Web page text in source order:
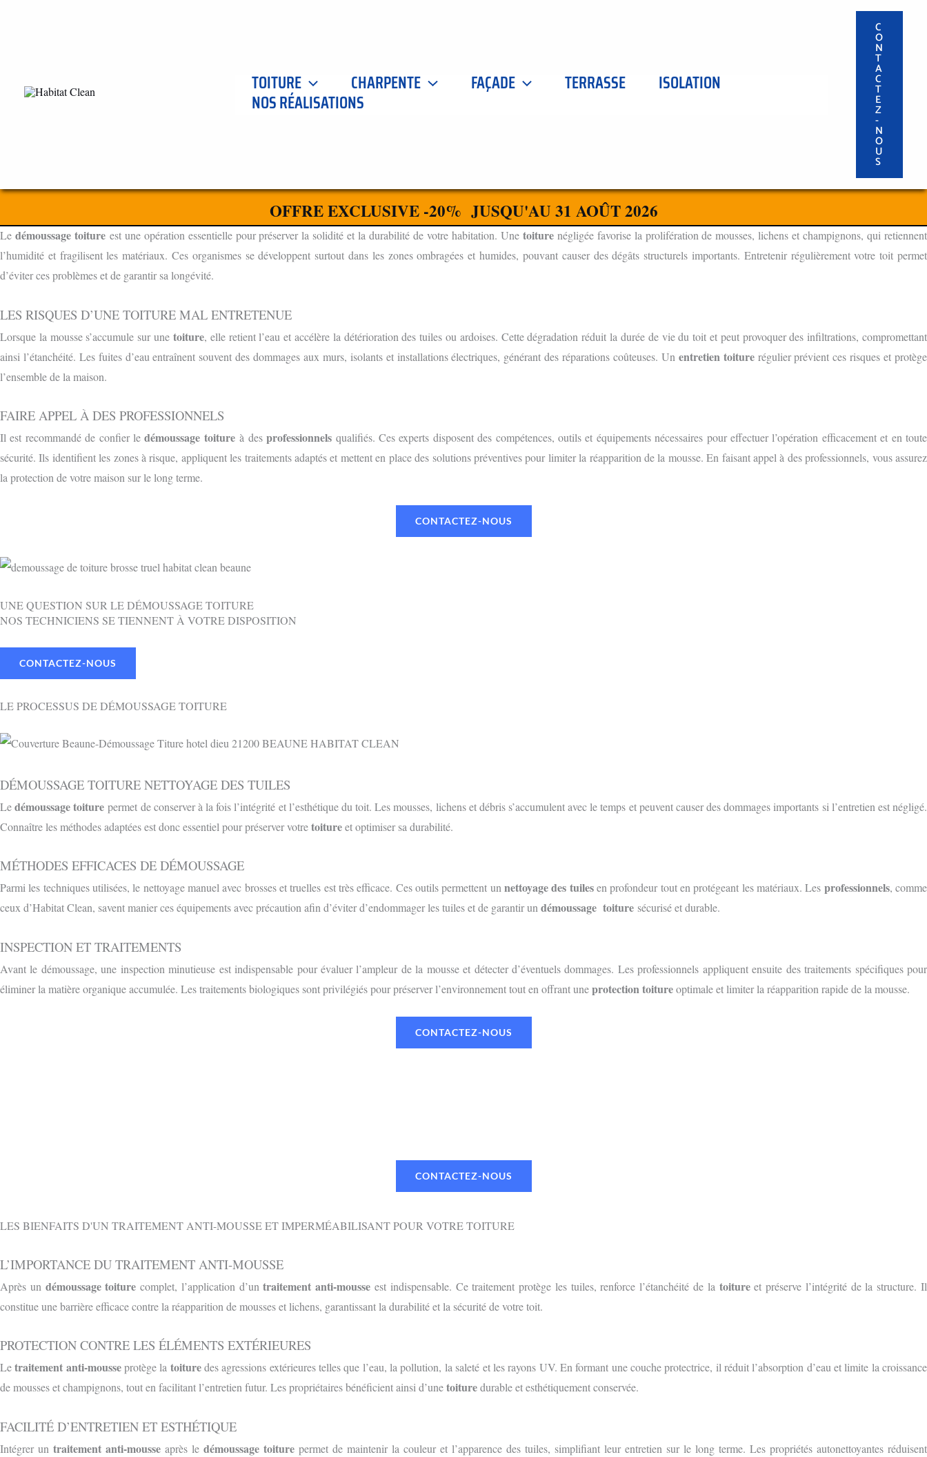
TOITURE CHARPENTE FAÇADE TERRASSE ISOLATION
NOS RÉALISATIONS
C
O
N
T
A
C
T
E
Z
-
N
O
U
S
OFFRE EXCLUSIVE -20% JUSQU'AU 31 AOÛT 2026
ENTREPRISE DE DÈMOUSSAGE DE TOITURE À GERGY 71590
Le démoussage toitureest une opération essentielle pour préserver la solidité et la durabilité de votre habitation. Une toiturenégligée favorise la prolifération de mousses, lichens et champignons, qui retiennent
l’humidité et fragilisent les matériaux. Ces organismes se développent surtout dans les zones ombragées et humides, pouvant causer des dégâts structurels importants. Entretenir régulièrement votre toit permet
d’éviter ces problèmes et de garantir sa longévité.
LES RISQUES D’UNE TOITURE MAL ENTRETENUE
Lorsque la mousse s’accumule sur une toiture, elle retient l’eau et accélère la détérioration des tuiles ou ardoises. Cette dégradation réduit la durée de vie du toit et peut provoquer des infiltrations, compromettant
ainsi l’étanchéité. Les fuites d’eau entraînent souvent des dommages aux murs, isolants et installations électriques, générant des réparations coûteuses. Un entretien toiturerégulier prévient ces risques et protège
l’ensemble de la maison.
FAIRE APPEL À DES PROFESSIONNELS
Il est recommandé de confier ledémoussage toitureà desprofessionnels qualifiés. Ces experts disposent des compétences, outils et équipements nécessaires pour effectuer l’opération efficacement et en toute
sécurité. Ils identifient les zones à risque, appliquent les traitements adaptés et mettent en place des solutions préventives pour limiter la réapparition de la mousse. En faisant appel à des professionnels, vous assurez
la protection de votre maison sur le long terme.
CONTACTEZ-NOUS
UNE QUESTION SUR LE DÉMOUSSAGE TOITURE
NOS TECHNICIENS SE TIENNENT À VOTRE DISPOSITION
CONTACTEZ-NOUS
LE PROCESSUS DE DÉMOUSSAGE TOITURE
DÉMOUSSAGE TOITURE NETTOYAGE DES TUILES
Ledémoussage toiture permet de conserver à la fois l’intégrité et l’esthétique du toit. Les mousses, lichens et débris s’accumulent avec le temps et peuvent causer des dommages importants si l’entretien est négligé.
Connaître les méthodes adaptées est donc essentiel pour préserver votretoitureet optimiser sa durabilité.
MÉTHODES EFFICACES DE DÉMOUSSAGE
Parmi les techniques utilisées, le nettoyage manuel avec brosses et truelles est très efficace. Ces outils permettent unnettoyage des tuilesen profondeur tout en protégeant les matériaux. Les professionnels, comme
ceux d’Habitat Clean, savent manier ces équipements avec précaution afin d’éviter d’endommager les tuiles et de garantir undémoussage toiture sécurisé et durable.
INSPECTION ET TRAITEMENTS
Avant le démoussage, une inspection minutieuse est indispensable pour évaluer l’ampleur de la mousse et détecter d’éventuels dommages. Les professionnels appliquent ensuite des traitements spécifiques pour
éliminer la matière organique accumulée. Les traitements biologiques sont privilégiés pour préserver l’environnement tout en offrant uneprotection toitureoptimale et limiter la réapparition rapide de la mousse.
CONTACTEZ-NOUS
CONTACTEZ-NOUS
LES BIENFAITS D'UN TRAITEMENT ANTI-MOUSSE ET IMPERMÉABILISANT POUR VOTRE TOITURE
L’IMPORTANCE DU TRAITEMENT ANTI-MOUSSE
Après un démoussage toiture complet, l’application d’untraitement anti-mousse est indispensable. Ce traitement protège les tuiles, renforce l’étanchéité de la toitureet préserve l’intégrité de la structure. Il
constitue une barrière efficace contre la réapparition de mousses et lichens, garantissant la durabilité et la sécurité de votre toit.
PROTECTION CONTRE LES ÉLÉMENTS EXTÉRIEURES
Letraitement anti-mousseprotège la toituredes agressions extérieures telles que l’eau, la pollution, la saleté et les rayons UV. En formant une couche protectrice, il réduit l’absorption d’eau et limite la croissance
de mousses et champignons, tout en facilitant l’entretien futur. Les propriétaires bénéficient ainsi d’unetoituredurable et esthétiquement conservée.
FACILITÉ D’ENTRETIEN ET ESTHÉTIQUE
Intégrer un traitement anti-mousse après le démoussage toiture permet de maintenir la couleur et l’apparence des tuiles, simplifiant leur entretien sur le long terme. Les propriétés autonettoyantes réduisent